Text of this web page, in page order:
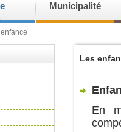
Municipalité
Les
En